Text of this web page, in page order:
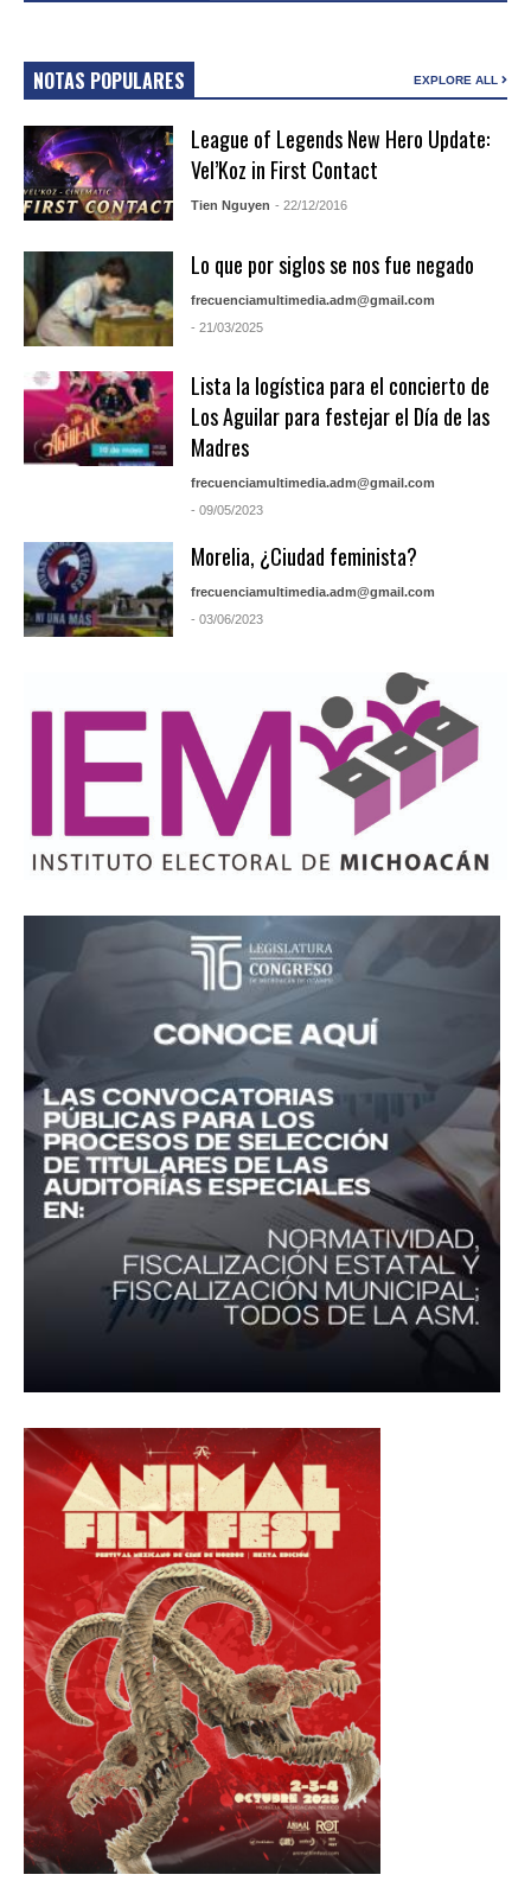
NOTAS POPULARES EXPLORE ALL
League of Legends New Hero Update:
Vel’Koz in First Contact
Tien Nguyen - 22/12/2016
Lo que por siglos se nos fue negado
frecuenciamultimedia.adm@gmail.com
- 21/03/2025
Lista la logística para el concierto de
Los Aguilar para festejar el Día de las
Madres
frecuenciamultimedia.adm@gmail.com
- 09/05/2023
Morelia, ¿Ciudad feminista?
frecuenciamultimedia.adm@gmail.com
- 03/06/2023